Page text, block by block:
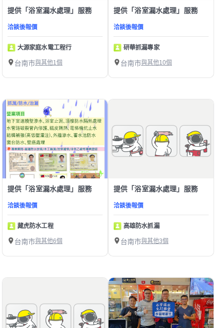
提供「浴室漏水處理」服務
洽談後報價
大源家庭水電工程行
台南市與其他1個
提供「浴室漏水處理」服務
洽談後報價
研華抓漏專家
台南市與其他10個
提供「浴室漏水處理」服務
洽談後報價
藏虎防水工程
台南市與其他6個
提供「浴室漏水處理」服務
洽談後報價
高雄防水抓漏
台南市與其他3個